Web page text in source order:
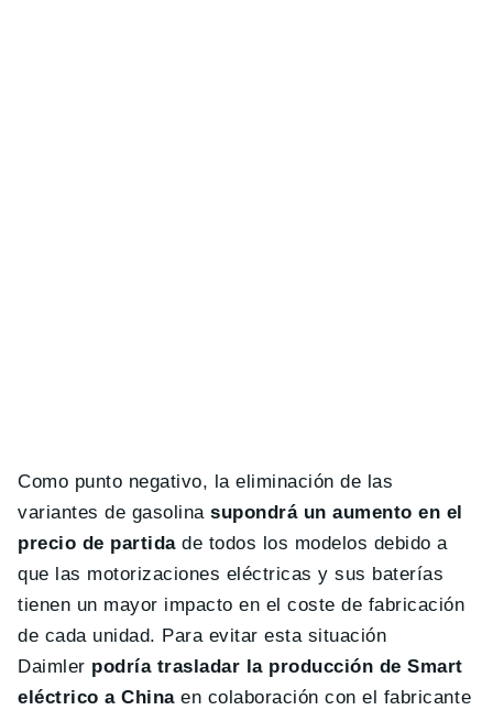
Como punto negativo, la eliminación de las
variantes de gasolinasupondrá un aumento en el
precio de partidade todos los modelos debido a
que las motorizaciones eléctricas y sus baterías
tienen un mayor impacto en el coste de fabricación
de cada unidad. Para evitar esta situación
Daimler podría trasladar la producción de Smart
eléctrico a Chinaen colaboración con el fabricante